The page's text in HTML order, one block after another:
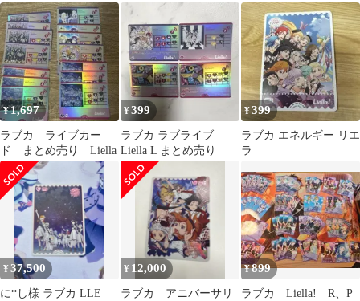
¥1,697
ラブカ ライブカー
ド まとめ売り Liella
¥399
ラブカ ラブライブ
Liella L まとめ売り
¥399
ラブカ エネルギー リエ
ラ
¥37,500
に*し様 ラブカ LLE
¥ 12,000
ラブカ アニバーサリ
¥899
ラブカ Liella! R、P